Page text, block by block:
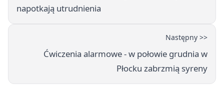
napotkają utrudnienia
Następny >>
Ćwiczenia alarmowe - w połowie grudnia w
Płocku zabrzmią syreny